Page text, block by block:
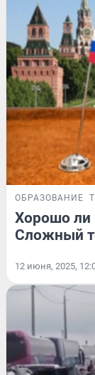
ОБРАЗОВАНИЕ
Хорошо ли
Сложный
12 июня, 2025,